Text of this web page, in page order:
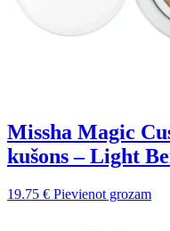
Missha Magic
kušons – Light
19.75 € Pievienot grozam